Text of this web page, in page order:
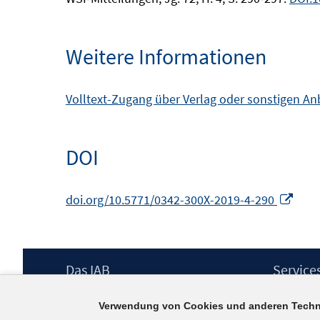
Weitere Informationen
Volltext-Zugang über Verlag oder sonstigen
DOI
doi.org/10.5771/0342-300X-2019-4-290
Footer
Das IAB
Berufsforschung (IAB) – unser Leitbild
IAB-
Verwendung von Cookies und anderen